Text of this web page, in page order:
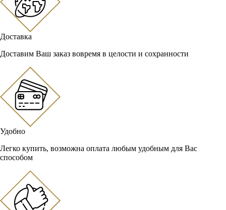
Доставка
Доставим Ваш заказ вовремя в целости и сохранности
Удобно
Легко купить, возможна оплата любым удобным для Вас
способом